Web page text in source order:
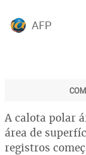
AFP
A calota polar
área de
registros